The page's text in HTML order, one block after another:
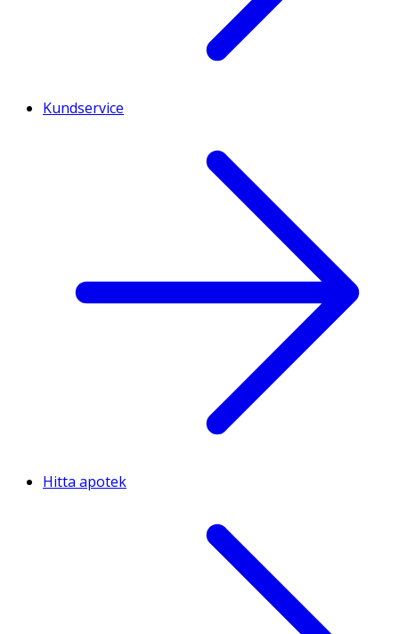
Kundservice
Hitta apotek